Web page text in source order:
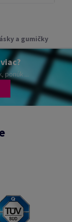
a gumičky
ponúk ...